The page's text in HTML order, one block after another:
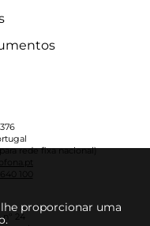
proporcionar uma
rede fixa nacional)
100
24